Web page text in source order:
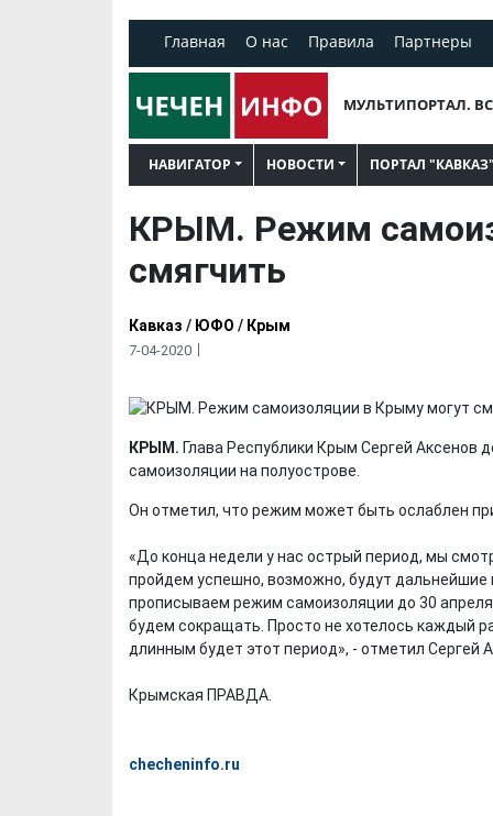
Главная О нас Правила Партнеры
МУЛЬТИПОРТАЛ.
НАВИГАТОР НОВОСТИ ПОРТАЛ "КАВКАЗ"
КРЫМ. Режим
смягчить
Кавказ / ЮФО / Крым
7-04-2020
КРЫМ. Глава Республики Крым Сергей Аксенов
самоизоляции на полуострове.
Он отметил, что режим может быть ослаблен
«До конца недели у нас острый период, мы
пройдем успешно, возможно, будут
прописываем режим самоизоляции до 30
будем сокращать. Просто не хотелось каждый
длинным будет этот период», - отметил Сергей
Крымская ПРАВДА.
checheninfo.ru